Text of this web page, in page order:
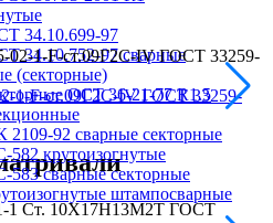
1-F-ст.09Г2С-IV ГОСТ 33259-
34.10.699-97
34.10.752-97 сварные
(секторные)
ОСТ 36-21-77 R1.5
92 сварные секторные
крутоизогнутые
сварные секторные
штампосварные